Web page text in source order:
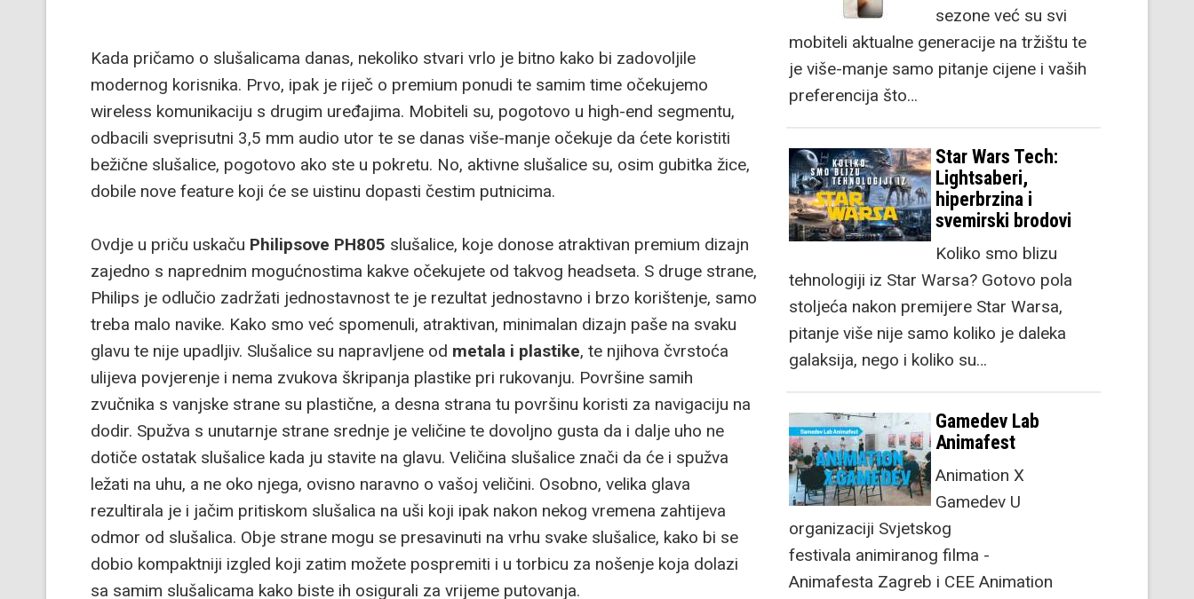
Kada pričamo o slušalicama danas, nekoliko stvari vrlo je bitno kako bi zadovoljile
modernog korisnika. Prvo, ipak je riječ o premium ponudi te samim time očekujemo
wireless komunikaciju s drugim uređajima. Mobiteli su, pogotovo u high-end segmentu,
odbacili sveprisutni 3,5 mm audio utor te se danas više-manje očekuje da ćete koristiti
bežične slušalice, pogotovo ako ste u pokretu. No, aktivne slušalice su, osim gubitka žice,
dobile nove feature koji će se uistinu dopasti čestim putnicima.
Ovdje u priču uskaču Philipsove PH805 slušalice, koje donose atraktivan premium dizajn
zajedno s naprednim mogućnostima kakve očekujete od takvog headseta. S druge strane,
Philips je odlučio zadržati jednostavnost te je rezultat jednostavno i brzo korištenje, samo
treba malo navike. Kako smo već spomenuli, atraktivan, minimalan dizajn paše na svaku
glavu te nije upadljiv. Slušalice su napravljene od metala i plastike, te njihova čvrstoća
ulijeva povjerenje i nema zvukova škripanja plastike pri rukovanju. Površine samih
zvučnika s vanjske strane su plastične, a desna strana tu površinu koristi za navigaciju na
dodir. Spužva s unutarnje strane srednje je veličine te dovoljno gusta da i dalje uho ne
dotiče ostatak slušalice kada ju stavite na glavu. Veličina slušalice znači da će i spužva
ležati na uhu, a ne oko njega, ovisno naravno o vašoj veličini. Osobno, velika glava
rezultirala je i jačim pritiskom slušalica na uši koji ipak nakon nekog vremena zahtijeva
odmor od slušalica. Obje strane mogu se presavinuti na vrhu svake slušalice, kako bi se
dobio kompaktniji izgled koji zatim možete pospremiti i u torbicu za nošenje koja dolazi
sa samim slušalicama kako biste ih osigurali za vrijeme putovanja.
sezone već su svi
mobiteli aktualne generacije na tržištu te
je više-manje samo pitanje cijene i vaših
preferencija što…
Star Wars Tech:
Lightsaberi,
hiperbrzina i
svemirski brodovi
Koliko smo blizu
tehnologiji iz Star Warsa? Gotovo pola
stoljeća nakon premijere Star Warsa,
pitanje više nije samo koliko je daleka
galaksija, nego i koliko su…
Gamedev Lab
Animafest
Animation X
Gamedev U
organizaciji Svjetskog
festivala animiranog filma -
Animafesta Zagreb i CEE Animation